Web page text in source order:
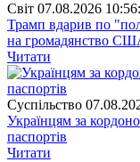
Свiт 07.08.2026
Трамп вдарив по
на громадянство
Читати
Суспiльство
Українцям за
паспортів
Читати